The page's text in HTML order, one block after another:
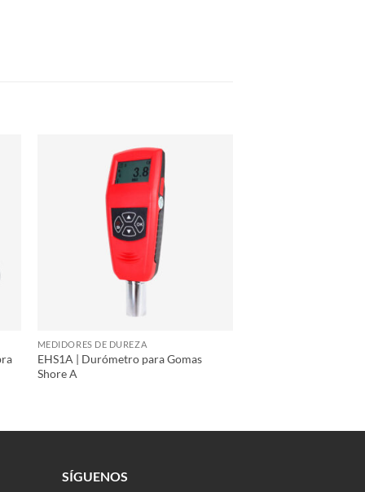
MEDIDORES DE DUREZA
EHS1A | Durómetro para Gomas
Shore A
SÍGUENOS